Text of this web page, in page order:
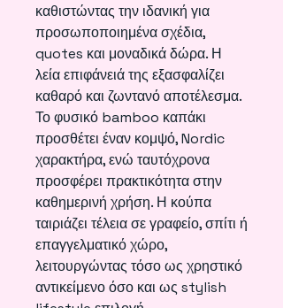
καθιστώντας την ιδανική για
προσωποποιημένα σχέδια,
quotes και μοναδικά δώρα. Η
λεία επιφάνειά της εξασφαλίζει
καθαρό και ζωντανό αποτέλεσμα.
Το φυσικό bamboo καπάκι
προσθέτει έναν κομψό, Nordic
χαρακτήρα, ενώ ταυτόχρονα
προσφέρει πρακτικότητα στην
καθημερινή χρήση. Η κούπα
ταιριάζει τέλεια σε γραφείο, σπίτι ή
επαγγελματικό χώρο,
λειτουργώντας τόσο ως χρηστικό
αντικείμενο όσο και ως stylish